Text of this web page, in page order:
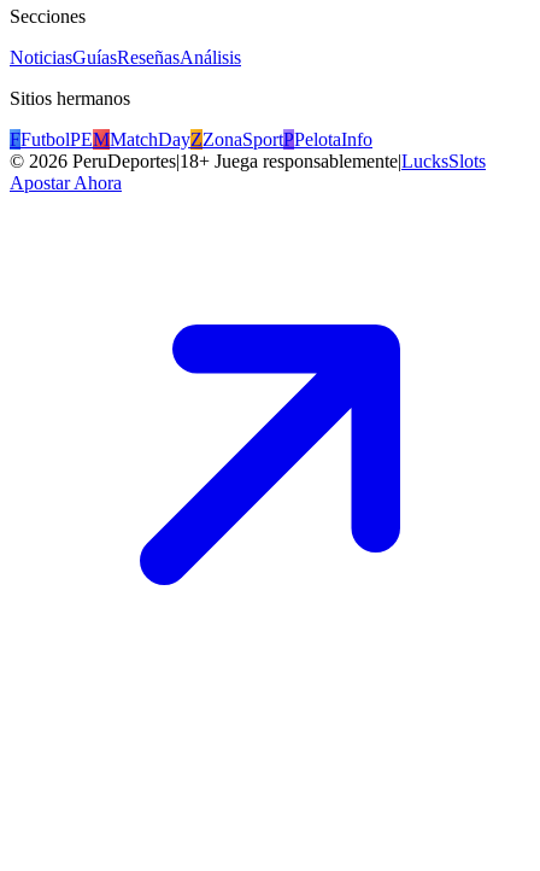
Secciones
NoticiasGuíasReseñasAnálisis
Sitios hermanos
FFutbolPEMMatchDayZZonaSportPPelotaInfo
© 2026 PeruDeportes|18+ Juega responsablemente|LucksSlots
Apostar Ahora